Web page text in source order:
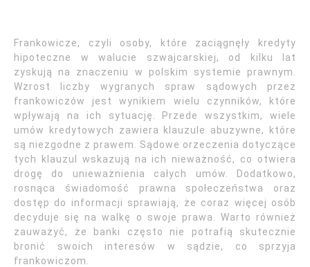
Frankowicze, czyli osoby, które zaciągnęły kredyty
hipoteczne w walucie szwajcarskiej, od kilku lat
zyskują na znaczeniu w polskim systemie prawnym.
Wzrost liczby wygranych spraw sądowych przez
frankowiczów jest wynikiem wielu czynników, które
wpływają na ich sytuację. Przede wszystkim, wiele
umów kredytowych zawiera klauzule abuzywne, które
są niezgodne z prawem. Sądowe orzeczenia dotyczące
tych klauzul wskazują na ich nieważność, co otwiera
drogę do unieważnienia całych umów. Dodatkowo,
rosnąca świadomość prawna społeczeństwa oraz
dostęp do informacji sprawiają, że coraz więcej osób
decyduje się na walkę o swoje prawa. Warto również
zauważyć, że banki często nie potrafią skutecznie
bronić swoich interesów w sądzie, co sprzyja
frankowiczom.